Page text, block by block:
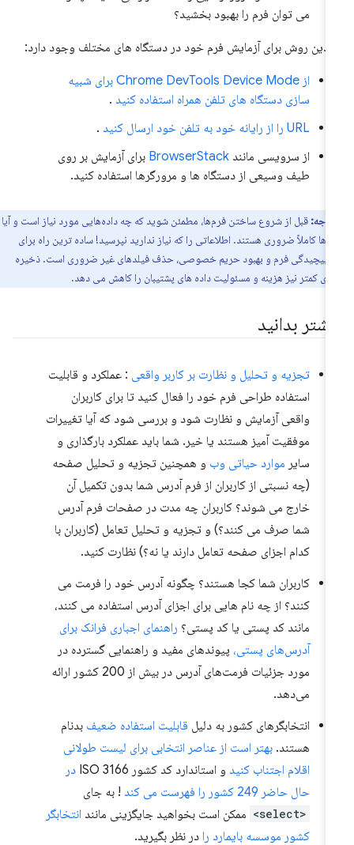
می توان فرم را بهبود بخشید؟
روش برای آزمایش فرم خود در دستگاه های مختلف وجود دارد:
از Chrome DevTools Device Mode برای شبیه
سازی دستگاه های تلفن همراه استفاده کنید.
URL را از رایانه خود به تلفن خود ارسال کنید
.
از سرویسی مانندBrowserStackبرای آزمایش بر روی
طیف وسیعی از دستگاه ها و مرورگرها استفاده کنید.
قبل از شروع ساختن فرم‌ها، مطمئن شوید که چه داده‌هایی مورد نیاز است و آیا
کاملاً ضروری هستند. اطلاعاتی را که نیاز ندارید نپرسید! ساده ترین راه برای
پیچیدگی فرم و بهبود حریم خصوصی، حذف فیلدهای غیر ضروری است. ذخیره
کمتر نیز هزینه و مسئولیت داده های پشتیبان را کاهش می دهد.
بدانید
تجزیه و تحلیل و نظارت بر کاربر واقعی: عملکرد و قابلیت
استفاده طراحی فرم خود را فعال کنید تا برای کاربران
واقعی آزمایش و نظارت شود و بررسی شود که آیا تغییرات
موفقیت آمیز هستند یا خیر. شما باید عملکرد بارگذاری و
سایرموارد حیاتی وب و همچنین تجزیه و تحلیل صفحه
(چه نسبتی از کاربران از فرم آدرس شما بدون تکمیل آن
خارج می شوند؟ کاربران چه مدت در صفحات فرم آدرس
شما صرف می کنند؟) و تجزیه و تحلیل تعامل (کاربران با
کدام اجزای صفحه تعامل دارند یا نه؟) نظارت کنید.
کاربران شما کجا هستند؟ چگونه آدرس خود را فرمت می
کنند؟ از چه نام هایی برای اجزای آدرس استفاده می کنند،
مانند کد پستی یا کد پستی؟راهنمای اجباری فرانک برای
آدرس‌های پستی،پیوندهای مفید و راهنمایی گسترده در
مورد جزئیات فرمت‌های آدرس در بیش از 200 کشور ارائه
می‌دهد.
انتخابگرهای کشور به دلیلقابلیت استفاده ضعیفبدنام
هستند.بهتر است از عناصر انتخابی برای لیست طولانی
اقلام اجتناب کنیدو استاندارد کد کشور ISO 3166
در
حال حاضر 249 کشور را فهرست می کند
! به جای
ممکن است بخواهید جایگزینی مانندانتخابگر
کشور موسسه بایمارد رادر نظر بگیرید.